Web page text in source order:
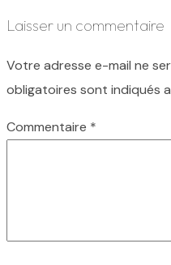
Laisser un commentaire
Votre adresse e-mail ne
obligatoires sont indiqués
Commentaire *